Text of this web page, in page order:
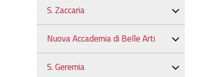
S. Zaccaria
Nuova Accademia di Belle Arti
S. Geremia